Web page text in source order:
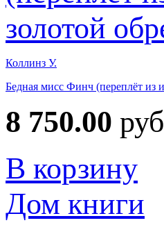
Коллинз У.
Бедная мисс Финч (переплёт из
8 750.00
В корзину
Дом книги